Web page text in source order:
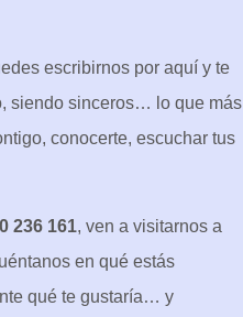
escribirnos por aquí y te
siendo sinceros… lo que más
conocerte, escuchar tus
236 161, ven a visitarnos a
en qué estás
qué te gustaría… y